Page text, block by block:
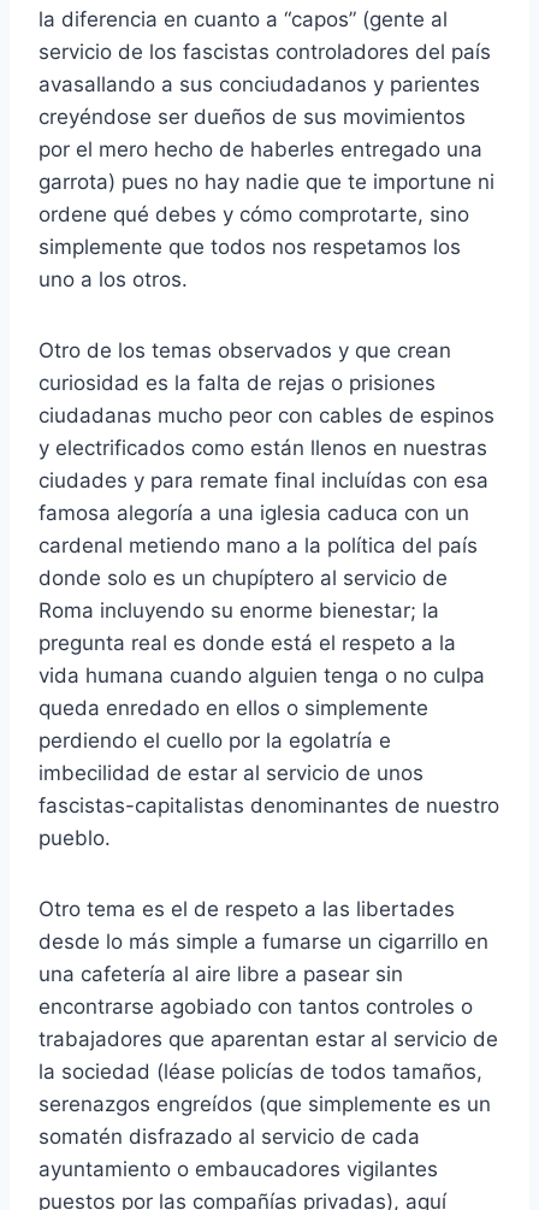
la diferencia en cuanto a “capos” (gente al
servicio de los fascistas controladores del país
avasallando a sus conciudadanos y parientes
creyéndose ser dueños de sus movimientos
por el mero hecho de haberles entregado una
garrota) pues no hay nadie que te importune ni
ordene qué debes y cómo comprotarte, sino
simplemente que todos nos respetamos los
uno a los otros.
Otro de los temas observados y que crean
curiosidad es la falta de rejas o prisiones
ciudadanas mucho peor con cables de espinos
y electrificados como están llenos en nuestras
ciudades y para remate final incluídas con esa
famosa alegoría a una iglesia caduca con un
cardenal metiendo mano a la política del país
donde solo es un chupíptero al servicio de
Roma incluyendo su enorme bienestar; la
pregunta real es donde está el respeto a la
vida humana cuando alguien tenga o no culpa
queda enredado en ellos o simplemente
perdiendo el cuello por la egolatría e
imbecilidad de estar al servicio de unos
fascistas-capitalistas denominantes de nuestro
pueblo.
Otro tema es el de respeto a las libertades
desde lo más simple a fumarse un cigarrillo en
una cafetería al aire libre a pasear sin
encontrarse agobiado con tantos controles o
trabajadores que aparentan estar al servicio de
la sociedad (léase policías de todos tamaños,
serenazgos engreídos (que simplemente es un
somatén disfrazado al servicio de cada
ayuntamiento o embaucadores vigilantes
puestos por las compañías privadas), aquí